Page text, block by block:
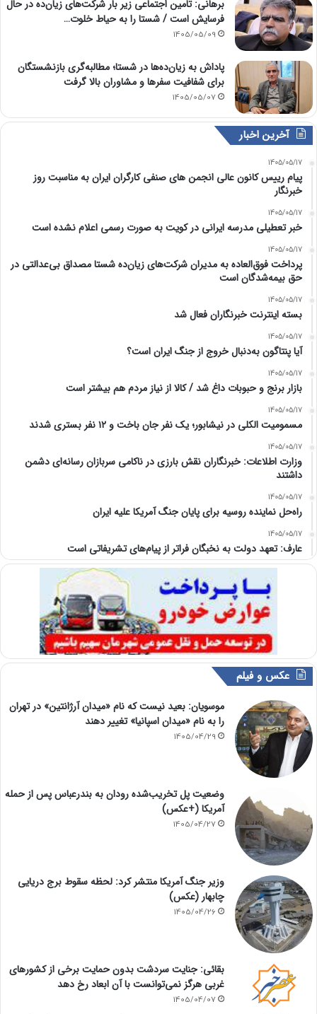
برهانی: تامین اجتماعی زیر بار شرکت‌های زیان‌ده در حال
فرسایش است / شستا را به حیاط خلوت…
1405/05/09
پاداش به زیان‌ده‌ها در شستا؛ مطالبه‌گری بازنشستگان
برای شفافیت سفرها و مشاوران بالا گرفت
1405/05/07
آخرین اخبار
1405/05/17
پیام رییس کانون عالی انجمن های صنفی کارگران ایران به مناسبت روز
خبرنگار
1405/05/17
خبر تعطیلی مدرسه ایرانی در کویت به صورت رسمی اعلام نشده است
1405/05/17
پرداخت فوق‌العاده به مدیران شرکت‌های زیان‌ده شستا مصداق بی‌عدالتی در
حق بیمه‌شدگان است
1405/05/17
بسته اینترنت خبرنگاران فعال شد
1405/05/17
آیا پنتاگون به‌دنبال خروج از جنگ ایران است؟
1405/05/17
بازار برنج و حبوبات داغ شد / کالا از نیاز مردم هم بیشتر است
1405/05/17
مسمومیت الکلی در نیشابور؛ یک نفر جان باخت و ۱۲ نفر بستری شدند
1405/05/17
وزارت اطلاعات: خبرنگاران نقش بارزی در ناکامی سربازان رسانه‌ای دشمن
داشتند
1405/05/17
راه‌حل نماینده روسیه برای پایان جنگ آمریکا علیه ایران
1405/05/17
عارف: تعهد دولت به نخبگان فراتر از پیام‎‌های تشریفاتی است
عکس و فیلم
موسویان: بعید نیست که نام «میدان آرژانتین» در تهران
را به نام «میدان اسپانیا» تغییر دهند
1405/04/29
وضعیت پل تخریب‌شده رودان به بندرعباس پس از حمله
آمریکا (+عکس)
1405/04/27
وزیر جنگ آمریکا منتشر کرد: لحظه سقوط برج دریایی
چابهار (عکس)
1405/04/26
بقائی: جنایت سردشت بدون حمایت برخی از کشورهای
غربی هرگز نمی‌توانست با آن ابعاد رخ دهد
1405/04/07